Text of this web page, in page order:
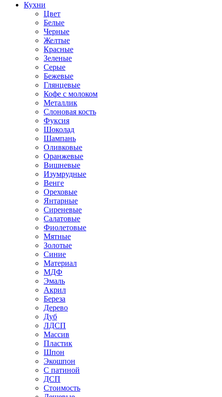
Кухни
Цвет
Белые
Черные
Желтые
Красные
Зеленые
Серые
Бежевые
Глянцевые
Кофе с молоком
Металлик
Слоновая кость
Фуксия
Шоколад
Шампань
Оливковые
Оранжевые
Вишневые
Изумрудные
Венге
Ореховые
Янтарные
Сиреневые
Салатовые
Фиолетовые
Мятные
Золотые
Синие
Материал
МДФ
Эмаль
Акрил
Береза
Дерево
Дуб
ЛДСП
Массив
Пластик
Шпон
Экошпон
С патиной
ДСП
Стоимость